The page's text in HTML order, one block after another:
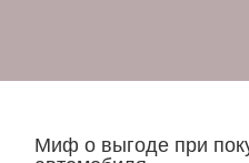
Миф о выгоде при